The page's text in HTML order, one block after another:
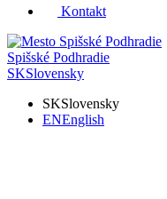
Kontakt
Spišské Podhradie
SKSlovensky
SKSlovensky
ENEnglish